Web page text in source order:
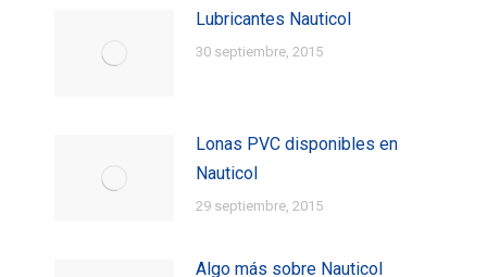
Lubricantes Nauticol
30 septiembre, 2015
Lonas PVC disponibles en
Nauticol
29 septiembre, 2015
Algo más sobre Nauticol